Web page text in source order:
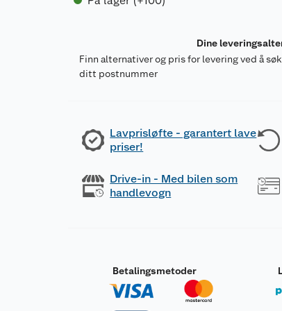
Dine
Finn alternativer og pris for levering ved å
ditt postnummer
Lavprisløfte - garantert lave
priser!
Drive-in - Med bilen som
handlevogn
Betalingsmetoder